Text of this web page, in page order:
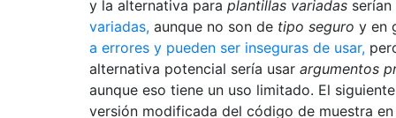
y la alternativa para plantillas variadas serían
variadas, aunque no son de tipo seguro y en
a errores y pueden ser inseguras de usar,
alternativa potencial sería usar argumentos
aunque eso tiene un uso limitado. El
versión modificada del código de muestra